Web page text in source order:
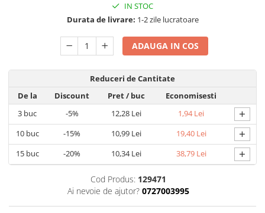
Tapet 3D Autoadeziv
Umidificatoare
Uscatoare si Standere Haine
Articole pentru Gradina si Bricolaj
Corpuri de iluminat
Lampi de veghe
Articole si, Echipamente pentru
Transport şi Ridicat
Pelerine, Umbrele si Accesorii
Videoproiectoare
Accesorii Auto
IN STOC
Durata de livrare: 1-2 zile lucratoare
ADAUGA IN COS
Reduceri de Cantitate
De la
Discount Pret/ buc
Economisesti
3 buc -5% 12,28 Lei 1,94 Lei +
10buc -15% 10,99 Lei 19,40 Lei +
15buc -20% 10,34 Lei 38,79 Lei +
Cod Produs: 129471
Ai nevoie de ajutor? 0727003995